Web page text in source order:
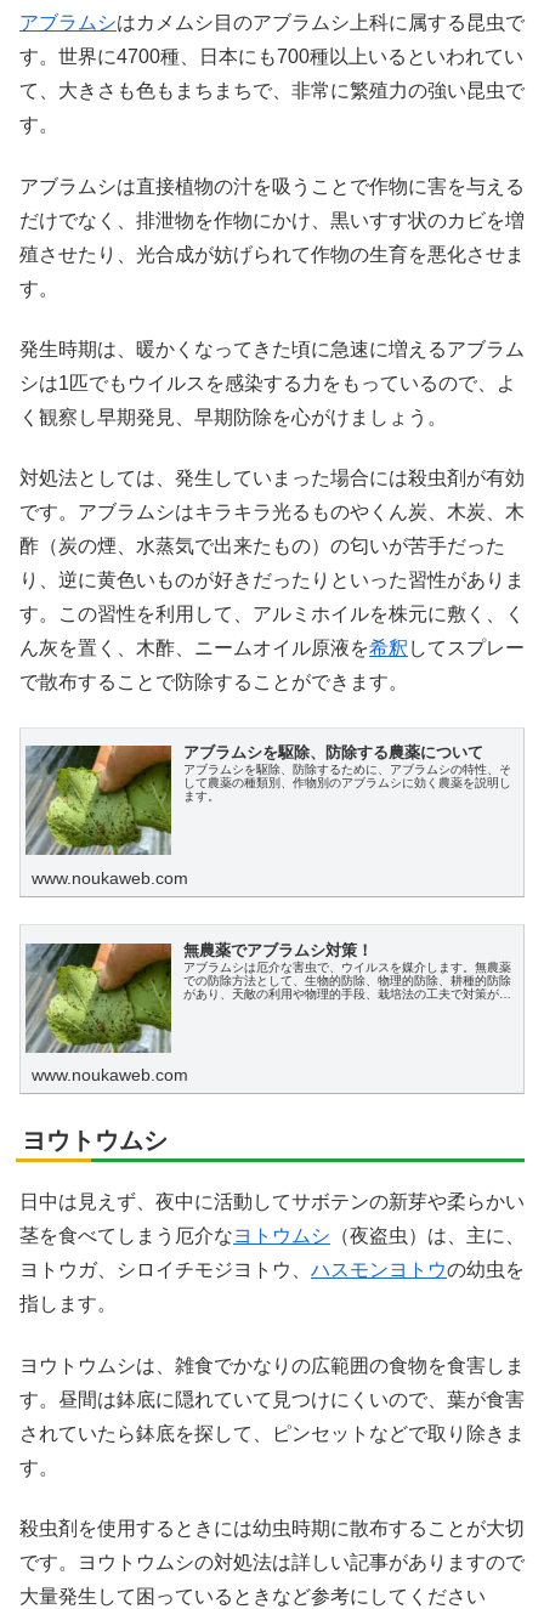
アブラムシはカメムシ目のアブラムシ上科に属する昆虫で
す。世界に4700種、日本にも700種以上いるといわれてい
て、大きさも色もまちまちで、非常に繁殖力の強い昆虫で
す。
アブラムシは直接植物の汁を吸うことで作物に害を与える
だけでなく、排泄物を作物にかけ、黒いすす状のカビを増
殖させたり、光合成が妨げられて作物の生育を悪化させま
す。
発生時期は、暖かくなってきた頃に急速に増えるアブラム
シは1匹でもウイルスを感染する力をもっているので、よ
く観察し早期発見、早期防除を心がけましょう。
対処法としては、発生していまった場合には殺虫剤が有効
です。アブラムシはキラキラ光るものやくん炭、木炭、木
酢（炭の煙、水蒸気で出来たもの）の匂いが苦手だった
り、逆に黄色いものが好きだったりといった習性がありま
す。この習性を利用して、アルミホイルを株元に敷く、く
ん灰を置く、木酢、ニームオイル原液を希釈 してスプレー
で散布することで防除することができます。
アブラムシを駆除、防除する農薬について
アブラムシを駆除、防除するために、アブラムシの特性、そ
して農薬の種類別、作物別のアブラムシに効く農薬を説明し
ます。
www.noukaweb.com
無農薬でアブラムシ対策！
アブラムシは厄介な害虫で、ウイルスを媒介します。無農薬
での防除方法として、生物的防除、物理的防除、耕種的防除
があり、天敵の利用や物理的手段、栽培法の工夫で対策が可
www.noukaweb.com
ヨウトウムシ
日中は見えず、夜中に活動してサボテンの新芽や柔らかい
茎を食べてしまう厄介なヨトウムシ （夜盗虫）は、主に、
ヨトウガ、シロイチモジヨトウ、 ハスモンヨトウの幼虫を
指します。
ヨウトウムシは、雑食でかなりの広範囲の食物を食害しま
す。昼間は鉢底に隠れていて見つけにくいので、葉が食害
されていたら鉢底を探して、ピンセットなどで取り除きま
す。
殺虫剤を使用するときには幼虫時期に散布することが大切
です。ヨウトウムシの対処法は詳しい記事がありますので
大量発生して困っているときなど参考にしてください